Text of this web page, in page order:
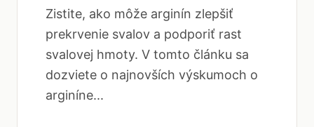
Zistite, ako môže arginín zlepšiť
prekrvenie svalov a podporiť rast
svalovej hmoty. V tomto článku sa
dozviete o najnovších výskumoch o
arginíne...